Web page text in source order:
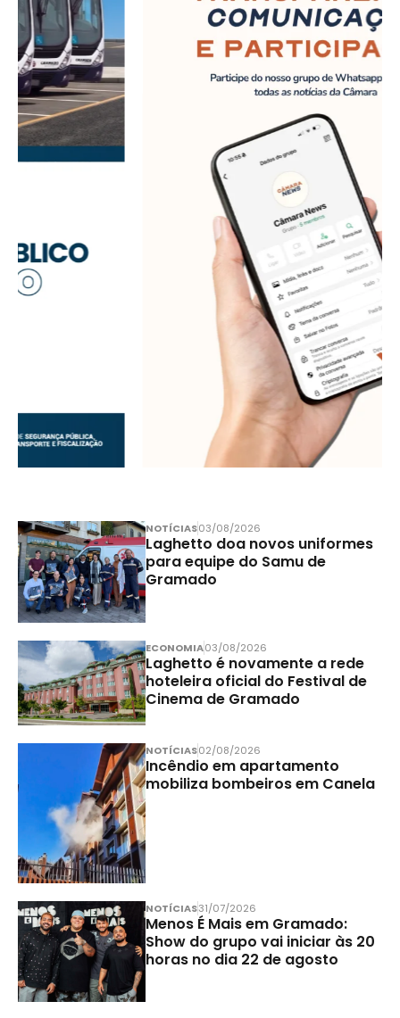
NOTÍCIAS03/08/2026
Laghetto doa novos uniformes
para equipe do Samu de
Gramado
ECONOMIA03/08/2026
Laghetto é novamente a rede
hoteleira oficial do Festival de
Cinema de Gramado
NOTÍCIAS02/08/2026
Incêndio em apartamento
mobiliza bombeiros em Canela
NOTÍCIAS31/07/2026
Menos É Mais em Gramado:
Show do grupo vai iniciar às 20
horas no dia 22 de agosto